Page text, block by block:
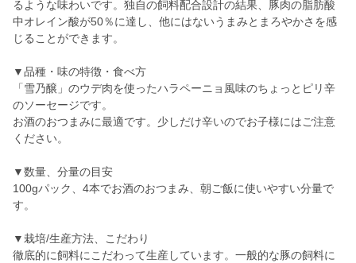
るような味わいです。独自の飼料配合設計の結果、豚肉の脂肪酸
中オレイン酸が50％に達し、他にはないうまみとまろやかさを感
じることができます。
▼品種・味の特徴・食べ方
「雪乃醸」のウデ肉を使ったハラペーニョ風味のちょっとピリ辛
のソーセージです。
お酒のおつまみに最適です。少しだけ辛いのでお子様にはご注意
ください。
▼数量、分量の目安
100gパック、4本でお酒のおつまみ、朝ご飯に使いやすい分量で
す。
▼栽培/生産方法、こだわり
徹底的に飼料にこだわって生産しています。一般的な豚の飼料に